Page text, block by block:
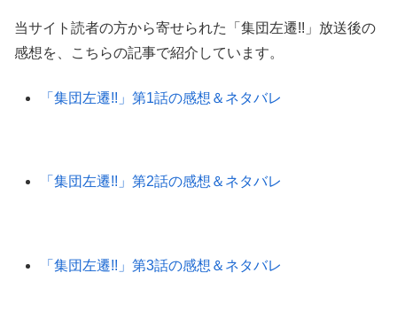
当サイト読者の方から寄せられた「集団左遷!!」放送後の
感想を、こちらの記事で紹介しています。
「集団左遷!!」第1話の感想＆ネタバレ
「集団左遷!!」第2話の感想＆ネタバレ
「集団左遷!!」第3話の感想＆ネタバレ